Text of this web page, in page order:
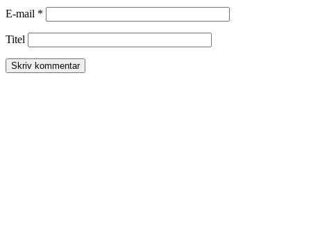
E-mail *
Titel